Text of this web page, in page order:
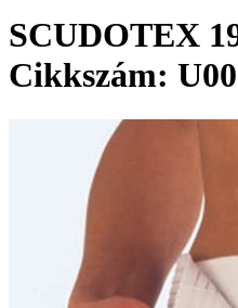
SCUDOTEX
Cikkszám: